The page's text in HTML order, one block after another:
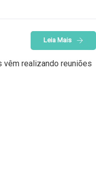
Leia Mais
vêm realizando reuniões